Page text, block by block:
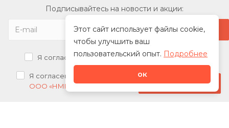
Этот сайт использует файлы cookie,
чтобы улучшить ваш
пользовательский опыт. Подробнее
ок
Подписывайтесь на новости и акции:
Я согласен наобработку персональных данных
Я согласен на
получение рекламных рассылок от
ООО «НМК»
Стать дилером